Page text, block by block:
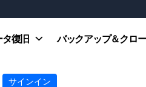
タ復旧 バックアップ＆クロ
サインイン